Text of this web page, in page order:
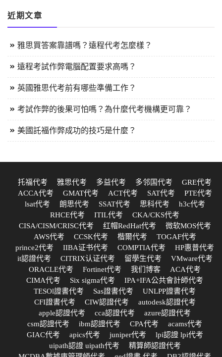
近期文章
雅思買答案靠譜嗎？遠程代考怎麼樣？
遠程考試作弊電腦配置要求高嗎？
英國雅思代考前有哪些準備工作？
考試作弊的後果可怕嗎？為什麼代考機構更可靠？
美國託福作弊成功的技巧是什麼？
托福代考 雅思代考 多益代考 多邻国代考
GRE代考
ACCA代考
GMAT代考 ACT代考 SAT代考
PTE代考
lsat代考
朗思代考 SSAT代考 思科代考
h3c代考
RHCE代考
ITIL代考
CKA/CKS代考
CISA/CISM/CRISC代考
红帽RedHat代考
微软MOS代考
AWS代考
CCSK代考 楷爾代考
TOGAF代考
prince2代考
IIBA证书代考 COMPTIA代考
HP惠普代考
it認證代考
CITRIX认证代考 留學生代考
VMware代考
ORACLE代考
Fortinet代考 我们博客
ACA代考
CIMA代考
Six sigma代考
IPA+IFA公共會計師代考
TESOl證書代考
Sas證書代考
UNLPP證書代考
CFI證書代考
CIW認證代考
autodesk認證代考
apple認證代考
cca認證代考
azure認證代考
csm認證代考
ibm認證代考 CPA代考
acams代考
GIAC代考
apics代考 juniper代考
lpi認證 lpi代考
uipath認證 uipath代考
精算師認證代考